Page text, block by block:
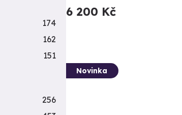
6 200 Kč
Novinka
174
162
151
256